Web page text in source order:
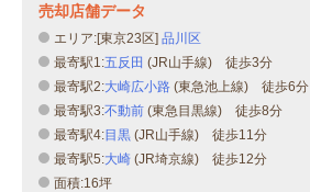
売却店舗データ
エリア:[東京23区] 品川区
最寄駅1:五反田 (JR山手線) 徒歩3分
最寄駅2:大崎広小路 (東急池上線) 徒歩6分
最寄駅3:不動前 (東急目黒線) 徒歩8分
最寄駅4:目黒 (JR山手線) 徒歩11分
最寄駅5:大崎 (JR埼京線) 徒歩12分
面積:16坪